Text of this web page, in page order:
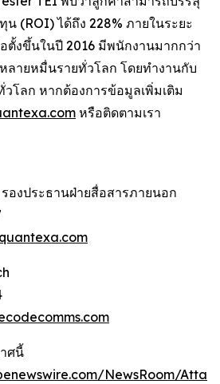
(ROI) ได้ถึง 228% ภายในระยะ
ตั้งขึ้นในปี 2016 มีพนักงานมากกว่า
ลายหมื่นรายทั่วโลก โดยทำงานกับ
โลก หากต้องการข้อมูลเพิ่มเติม
หรือติดตามเรา
องประธานฝ่ายสื่อสารภายนอก
ศนี้
NewsRoom/